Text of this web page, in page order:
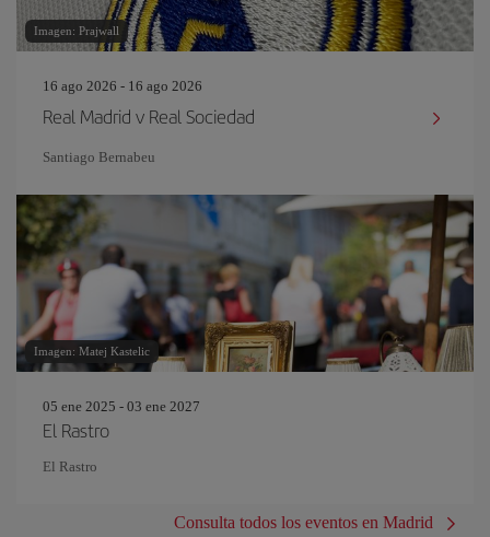
Imagen: Prajwall
16 ago 2026 - 16 ago 2026
Real Madrid v Real Sociedad
Santiago Bernabeu
Imagen: Matej Kastelic
05 ene 2025 - 03 ene 2027
El Rastro
El Rastro
Consulta todos los eventos en Madrid